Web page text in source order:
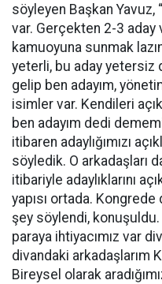
söyleyen Başkan
var. Gerçekten 2-3 aday
kamuoyuna sunmak
yeterli, bu aday yetersiz
gelip ben adayım,
isimler var. Kendileri
ben adayım dedi
itibaren adaylığımızı
söyledik. O arkadaşları
itibariyle adaylıklarını
yapısı ortada.
şey söylendi,
paraya ihtiyacımız var
divandaki arkadaşlarım
Bireysel olarak